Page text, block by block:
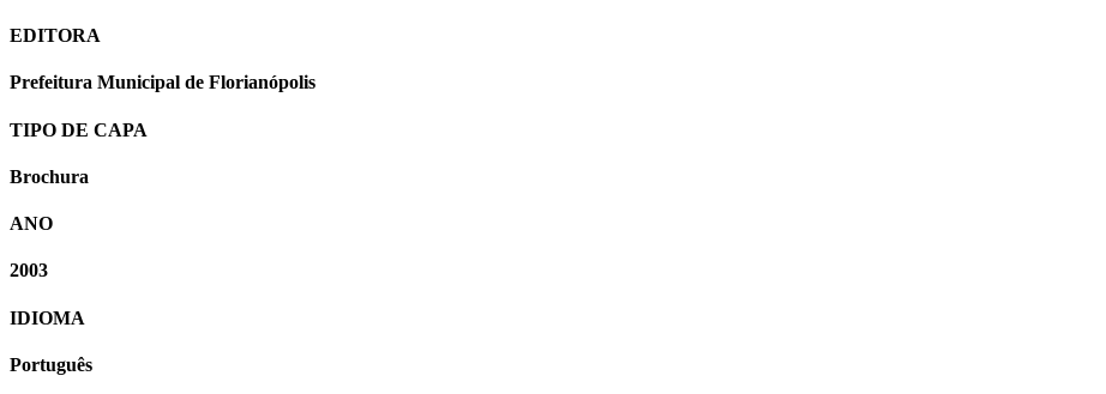
EDITORA
Prefeitura Municipal de Florianópolis
TIPO DE CAPA
Brochura
ANO
2003
IDIOMA
Português